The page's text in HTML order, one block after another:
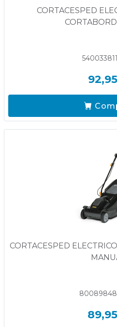
CORTACESPED
CORTACESPED